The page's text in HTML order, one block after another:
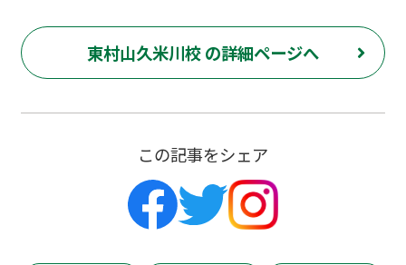
東村山久米川校 の詳細ページへ
この記事をシェア